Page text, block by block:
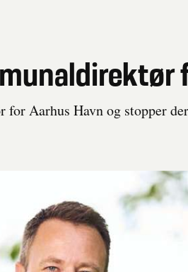
Aarhus Havn og stopper